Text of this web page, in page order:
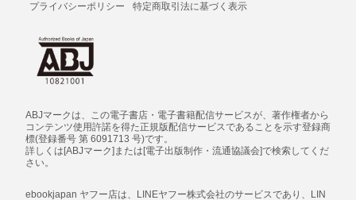
プライバシーポリシー
特定商取引法に基づく表示
ABJマークは、この電子書店・電子書籍配信サービスが、著作権者から
コンテンツ使用許諾を得た正規版配信サービスであることを示す登録商
標(登録番号 第 6091713 号)です。
詳しくは[ABJマーク]または[電子出版制作・流通協議会]で検索してくだ
さい。
ebookjapan ヤフー店は、LINEヤフー株式会社のサービスであり、LIN